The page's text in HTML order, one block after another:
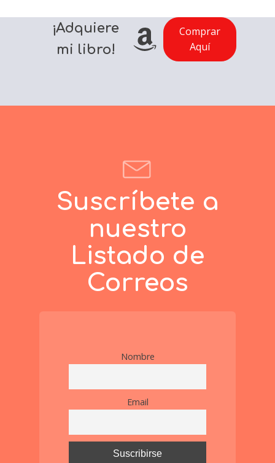
¡Adquiere
mi libro!
Comprar
Aquí
Suscríbete a
nuestro
Listado de
Correos
Nombre
Email